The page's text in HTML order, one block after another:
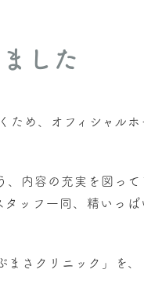
した
ため、オフィシャルホ
、内容の充実を図って
ッフ一同、精いっぱ
まさクリニック」を、